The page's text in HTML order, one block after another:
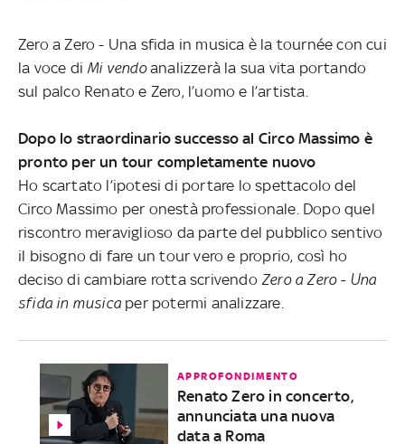
Zero a Zero - Una sfida in musica è la tournée con cui
la voce di Mi vendoanalizzerà la sua vita portando
sul palco Renato e Zero, l’uomo e l’artista.
Dopo lo straordinario successo al Circo Massimo è
pronto per un tour completamente nuovo
Ho scartato l’ipotesi di portare lo spettacolo del
Circo Massimo per onestà professionale. Dopo quel
riscontro meraviglioso da parte del pubblico sentivo
il bisogno di fare un tour vero e proprio, così ho
deciso di cambiare rotta scrivendo Zero a Zero - Una
sfida in musicaper potermi analizzare.
APPROFONDIMENTO
Renato Zero in concerto,
annunciata una nuova
data a Roma